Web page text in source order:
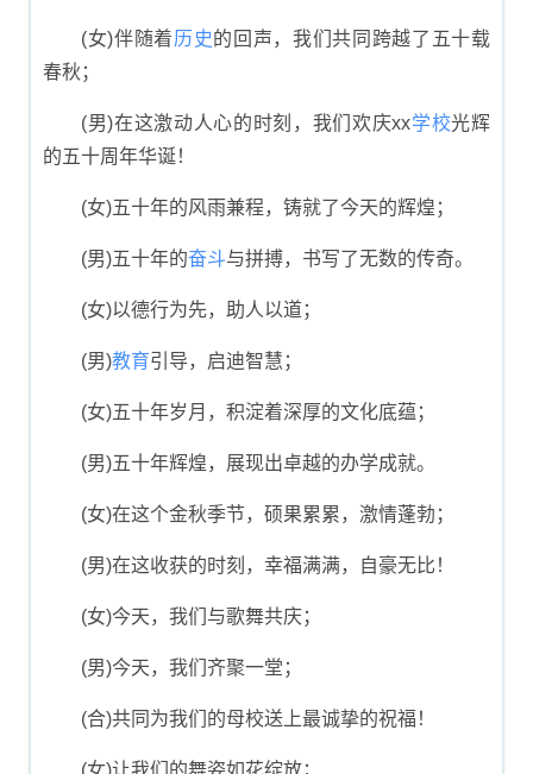
(女)伴随着历史的回声，我们共同跨越了五十载
春秋；
(男)在这激动人心的时刻，我们欢庆xx学校光辉
的五十周年华诞！
(女)五十年的风雨兼程，铸就了今天的辉煌；
(男)五十年的奋斗与拼搏，书写了无数的传奇。
(女)以德行为先，助人以道；
(男)教育引导，启迪智慧；
(女)五十年岁月，积淀着深厚的文化底蕴；
(男)五十年辉煌，展现出卓越的办学成就。
(女)在这个金秋季节，硕果累累，激情蓬勃；
(男)在这收获的时刻，幸福满满，自豪无比！
(女)今天，我们与歌舞共庆；
(男)今天，我们齐聚一堂；
(合)共同为我们的母校送上最诚挚的祝福！
(女)让我们的舞姿如花绽放；